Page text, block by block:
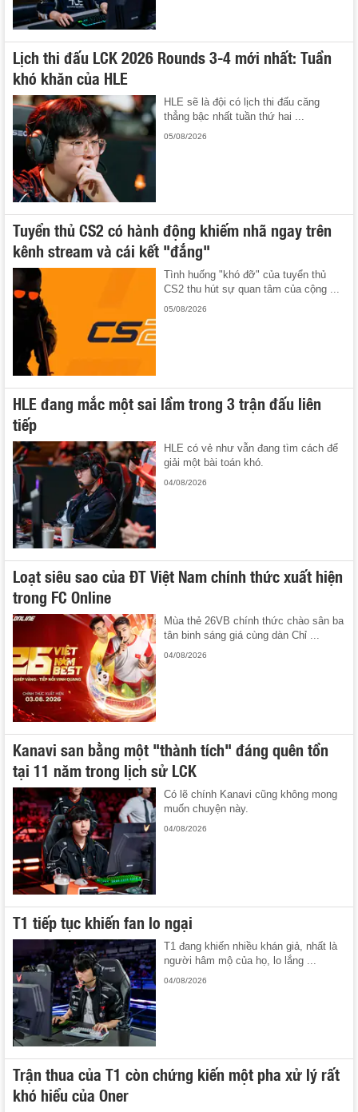
Lịch thi đấu LCK 2026 Rounds 3-4 mới nhất: Tuần
khó khăn của HLE
HLE sẽ là đội có lịch thi đấu căng
thẳng bậc nhất tuần thứ hai ...
05/08/2026
Tuyển thủ CS2 có hành động khiếm nhã ngay trên
kênh stream và cái kết "đắng"
Tình huống "khó đỡ" của tuyển thủ
CS2 thu hút sự quan tâm của cộng ...
05/08/2026
HLE đang mắc một sai lầm trong 3 trận đấu liên
tiếp
HLE có vẻ như vẫn đang tìm cách để
giải một bài toán khó.
04/08/2026
Loạt siêu sao của ĐT Việt Nam chính thức xuất hiện
trong FC Online
Mùa thẻ 26VB chính thức chào sân ba
tân binh sáng giá cùng dàn Chỉ ...
04/08/2026
Kanavi san bằng một "thành tích" đáng quên tồn
tại 11 năm trong lịch sử LCK
Có lẽ chính Kanavi cũng không mong
muốn chuyện này.
04/08/2026
T1 tiếp tục khiến fan lo ngại
T1 đang khiến nhiều khán giả, nhất là
người hâm mộ của họ, lo lắng ...
04/08/2026
Trận thua của T1 còn chứng kiến một pha xử lý rất
khó hiểu của Oner